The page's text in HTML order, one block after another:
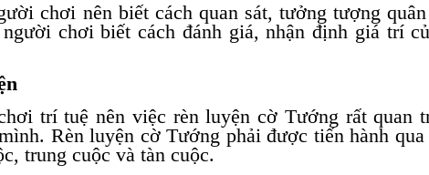
chơi nên biết cách quan sát, tưởng tượng
chơi biết cách đánh giá, nhận định giá trí
trí tuệ nên việc rèn luyện cờ Tướng rất quan
Rèn luyện cờ Tướng phải được tiến hành
trung cuộc và tàn cuộc.